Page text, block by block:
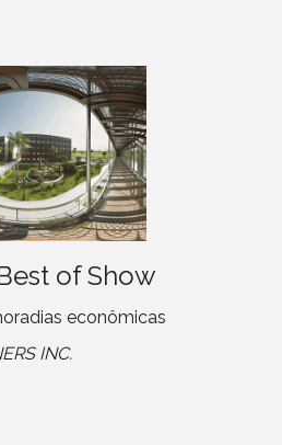
of Show
econômicas
INC.